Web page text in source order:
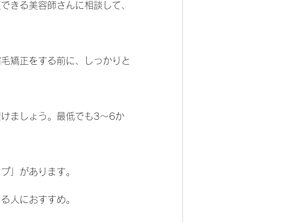
きる美容師さんに相談して、
矯正をする前に、しっかりと
ましょう。最低でも3～6か
」があります。
人におすすめ。